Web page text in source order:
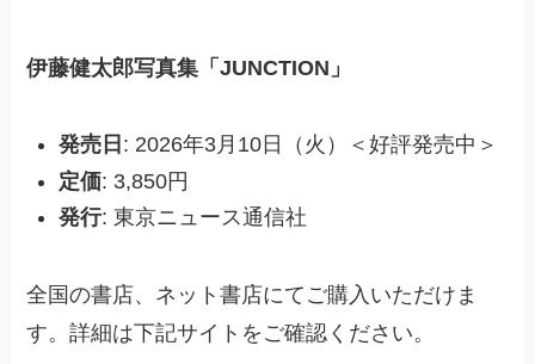
伊藤健太郎写真集「JUNCTION」
発売日 : 2026年3月10日（火）＜好評発売中＞
定価: 3,850円
発行: 東京ニュース通信社
全国の書店、ネット書店にてご購入いただけま
す。詳細は下記サイトをご確認ください。